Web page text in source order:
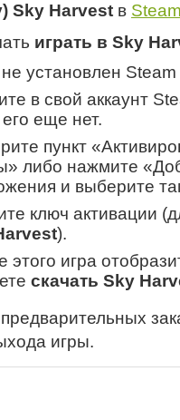
Sky Harvest в
играть в Sky
установлен
в свой аккаунт
еще нет.
пункт
либо нажмите
и выберите
ключ активации
).
этого игра
скачать Sky
игры.